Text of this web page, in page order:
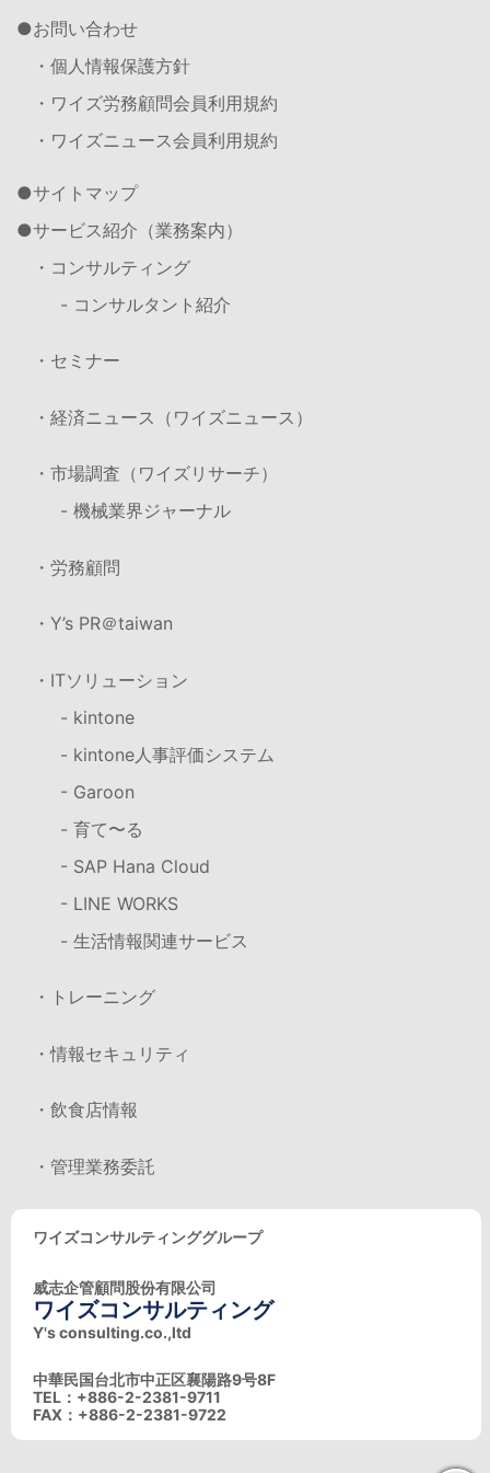
お問い合わせ
・個人情報保護方針
・ワイズ労務顧問会員利用規約
・ワイズニュース会員利用規約
サイトマップ
サービス紹介（業務案内）
・コンサルティング
- コンサルタント紹介
・セミナー
・経済ニュース（ワイズニュース）
・市場調査（ワイズリサーチ）
- 機械業界ジャーナル
・労務顧問
・Y’s PR＠taiwan
・ITソリューション
- kintone
- kintone人事評価システム
- Garoon
- 育て〜る
- SAP Hana Cloud
- LINE WORKS
- 生活情報関連サービス
・トレーニング
・情報セキュリティ
・飲食店情報
・管理業務委託
ワイズコンサルティンググループ
威志企管顧問股份有限公司
ワイズコンサルティング
Y's consulting.co.,ltd
中華民国台北市中正区襄陽路9号8F
TEL：+886-2-2381-9711
FAX：+886-2-2381-9722